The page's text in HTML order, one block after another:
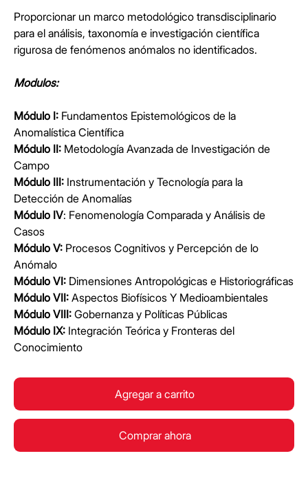
Proporcionar un marco metodológico transdisciplinario
para el análisis, taxonomía e investigación científica
rigurosa de fenómenos anómalos no identificados.
Modulos:
Módulo I: Fundamentos Epistemológicos de la
Anomalística Científica
Módulo II: Metodología Avanzada de Investigación de
Campo
Módulo III: Instrumentación y Tecnología para la
Detección de Anomalías
Módulo IV: Fenomenología Comparada y Análisis de
Casos
Módulo V: Procesos Cognitivos y Percepción de lo
Anómalo
Módulo VI: Dimensiones Antropológicas e Historiográficas
Módulo VII: Aspectos Biofísicos Y Medioambientales
Módulo VIII: Gobernanza y Políticas Públicas
Módulo IX: Integración Teórica y Fronteras del
Conocimiento
Agregar a carrito
Comprar ahora